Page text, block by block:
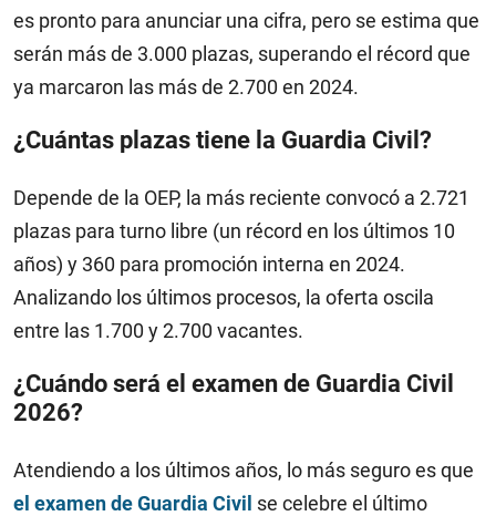
es pronto para anunciar una cifra, pero se estima que
serán más de 3.000 plazas, superando el récord que
ya marcaron las más de 2.700 en 2024.
¿Cuántas plazas tiene la Guardia Civil?
Depende de la OEP, la más reciente convocó a 2.721
plazas para turno libre (un récord en los últimos 10
años) y 360 para promoción interna en 2024.
Analizando los últimos procesos, la oferta oscila
entre las 1.700 y 2.700 vacantes.
¿Cuándo será el examen de Guardia Civil
2026?
Atendiendo a los últimos años, lo más seguro es que
el examen de Guardia Civil se celebre el último